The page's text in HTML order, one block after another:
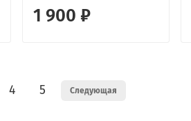
1 900 ₽
4 5 Следующая